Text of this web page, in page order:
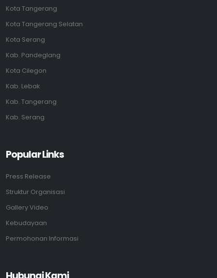
Kota Tangerang
Kota Tangerang Selatan
Kota Serang
Kab. Pandeglang
Kota Cilegon
Kab. Lebak
Kab. Tangerang
Kab. Serang
Popular Links
Press Release
Struktur Organisasi
Gallery Video
Kebudayaan
Permohonan Informasi